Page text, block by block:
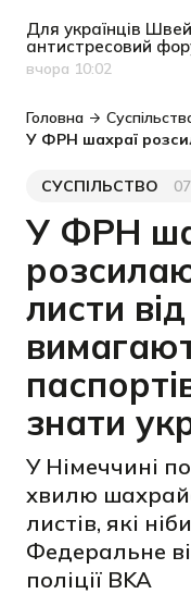
Для українців
антистресовий
Дата публікації
вчора 10:02
Головна
Категорія
СУСПІЛЬСТВО
Дата публікації
У ФРН
листи від
знати
У Німеччині
хвилю
листів, які
Федеральне
поліції BKA